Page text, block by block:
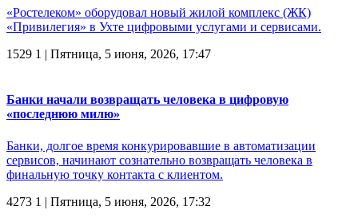
«Ростелеком» оборудовал новый жилой комплекс (ЖК)
«Привилегия» в Ухте цифровыми услугами и сервисами.
1529 1 | Пятница, 5 июня, 2026, 17:47
Банки начали возвращать человека в цифровую
«последнюю милю»
Банки, долгое время конкурировавшие в автоматизации
сервисов, начинают сознательно возвращать человека в
финальную точку контакта с клиентом.
4273 1 | Пятница, 5 июня, 2026, 17:32